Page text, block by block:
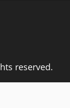
reserved.